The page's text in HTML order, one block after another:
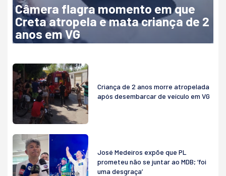
Câmera flagra momento em que
Creta atropela e mata criança de 2
anos em VG
Criança de 2 anos morre atropelada
após desembarcar de veículo em VG
José Medeiros expõe que PL
prometeu não se juntar ao MDB; ‘foi
uma desgraça’